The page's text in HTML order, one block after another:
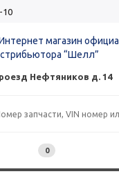
10
Нефтяников д. 14
0